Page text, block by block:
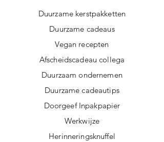
Duurzame kerstpakketten
Duurzame cadeaus
Vegan recepten
Afscheidscadeau collega
Duurzaam ondernemen
Duurzame cadeautips
Doorgeef Inpakpapier
Werkwijze
Herinneringsknuffel